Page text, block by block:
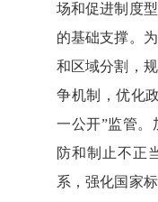
场和促进制度
的基础支撑。
和区域分割，
争机制，优化
一公开”监管。
防和制止不正
系，强化国家